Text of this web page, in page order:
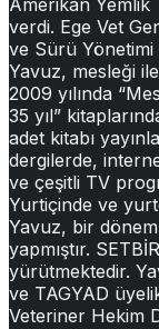
Amerikan Yemlik
verdi. Ege Vet
ve Sürü
Yavuz, mesleği
2009 yılında
35 yıl”
adet kitabı
dergilerde,
ve çeşitli TV
Yurtiçinde ve
Yavuz, bir
yapmıştır.
yürütmektedir.
ve TAGYAD
Veteriner Hekim